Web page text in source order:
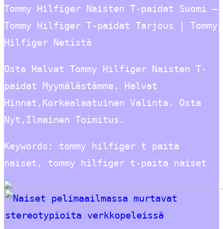
Tommy Hilfiger Naisten T-paidat Suomi –
Tommy Hilfiger T-paidat Tarjous | Tommy
Hilfiger Netistä
Osta Halvat Tommy Hilfiger Naisten T-
paidat Myymälästämme. Halvat
Hinnat,Korkealaatuinen Valinta. Osta
Nyt,Ilmainen Toimitus.
Keywords: tommy hilfiger t paita
naiset, tommy hilfiger t-paita naiset